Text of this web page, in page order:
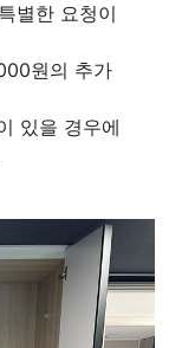
별한 요청이
원의 추가
있을 경우에